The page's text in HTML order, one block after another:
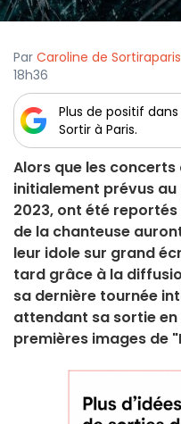
Par Caroline de Sortiraparis
18h36
Plus de positif
Sortir à Paris.
Alors que les concerts
initialement prévus
2023, ont été
de la chanteuse
leur idole sur grand
tard grâce à la
sa dernière tournée
attendant sa sortie
premières images de